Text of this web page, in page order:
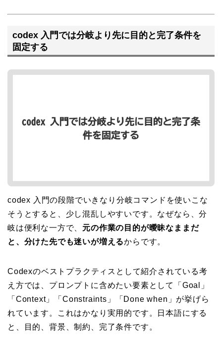
codex 入門では分岐より先に目的と完了条件を
固定する
codex 入門の段階でいきなり分岐コマンドを使いこな
そうとすると、少し混乱しやすいです。なぜなら、分
岐は便利な一方で、 元の作業の目的が曖昧なままだ
と、分けた先でも迷いが増えるからです。
Codexのベストプラクティスとして紹介されている考
え方では、プロンプトに含めたい要素として「Goal」
「Context」「Constraints」「Done when」が挙げら
れています。これはかなり実用的です。日本語にする
と、目的、背景、制約、完了条件です。